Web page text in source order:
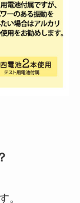
。